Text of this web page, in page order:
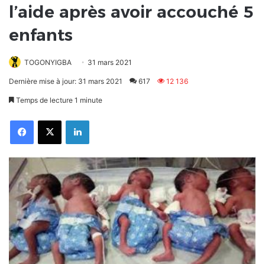
l’aide après avoir accouché 5
enfants
TOGONYIGBA 31 mars 2021
Dernière mise à jour: 31 mars 2021 617 12 136
Temps de lecture 1 minute
FacebookX Linkedin